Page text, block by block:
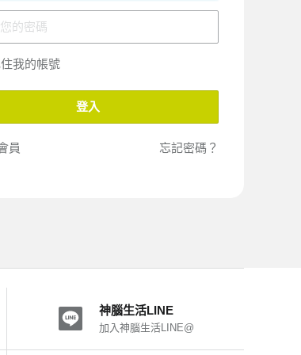
我的帳號
登入
員 忘記密碼？
神腦生活LINE
加入神腦生活LINE@